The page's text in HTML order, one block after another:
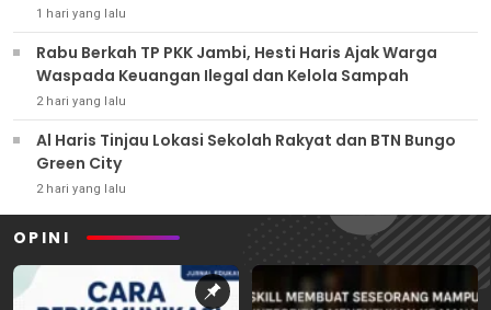
1 hari yang lalu
Rabu Berkah TP PKK Jambi, Hesti Haris Ajak Warga
Waspada Keuangan Ilegal dan Kelola Sampah
2 hari yang lalu
Al Haris Tinjau Lokasi Sekolah Rakyat dan BTN Bungo
Green City
2 hari yang lalu
OPINI